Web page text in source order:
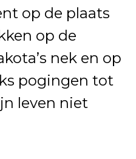
op de plaats
op de
nek en op
pogingen tot
leven niet